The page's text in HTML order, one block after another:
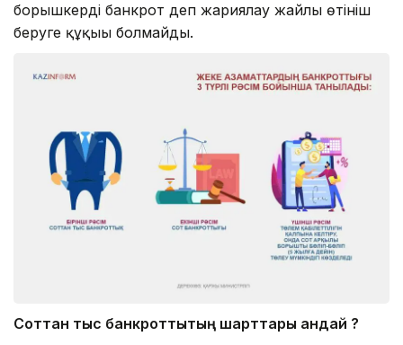
борышкерді банкрот деп жариялау жайлы өтініш
беруге құқығы болмайды.
Соттан тыс банкроттықтың шарттары қандай ?